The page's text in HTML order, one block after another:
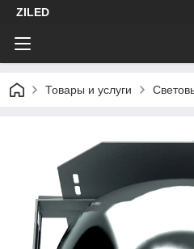
ZILED
Товары и услуги